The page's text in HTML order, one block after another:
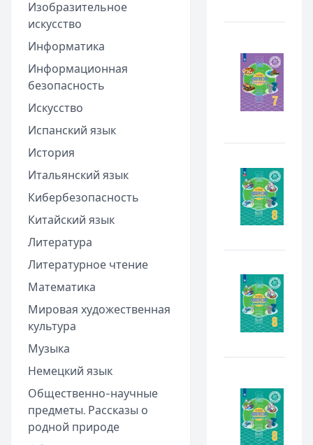
Изобразительное
искусство
Информатика
Информационная
безопасность
Искусство
Испанский язык
История
Итальянский язык
Кибербезопасность
Китайский язык
Литература
Литературное чтение
Математика
Мировая художественная
культура
Музыка
Немецкий язык
Общественно-научные
предметы. Рассказы о
родной природе